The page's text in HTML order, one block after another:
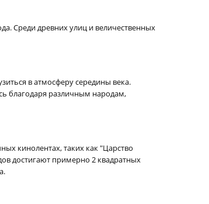
Среди древних улиц и величественных
в атмосферу середины века.
благодаря различным народам,
кинолентах, таких как "Царство
достигают примерно 2 квадратных